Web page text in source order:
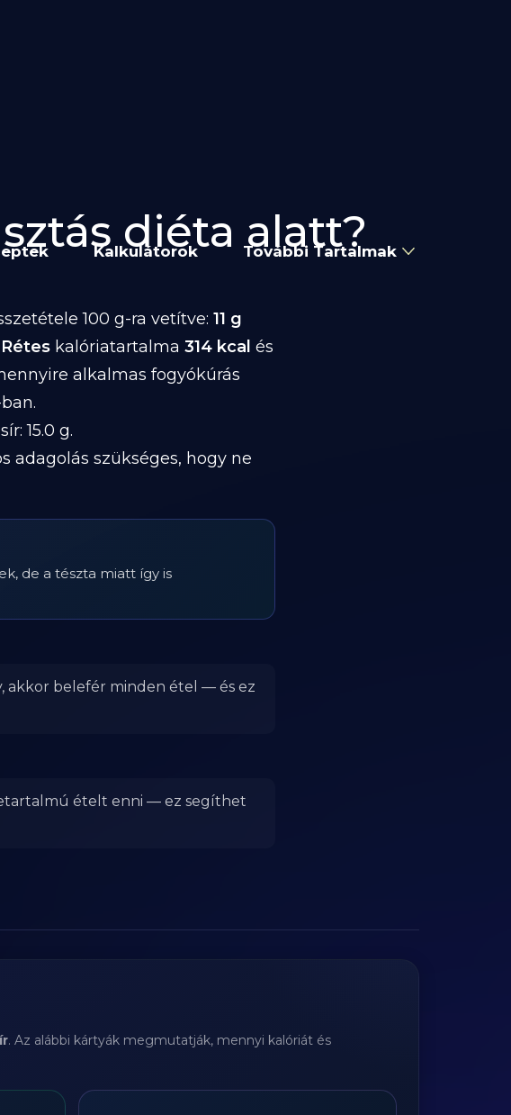
Kalkulátorok További Tartalmak
diéta alatt?
100 g-ra vetítve: 11 g
kalóriatartalma 314 kcal és
alkalmas fogyókúrás
15.0 g.
adagolás szükséges, hogy ne
de a tészta miatt így is
akkor belefér minden étel — és ez
ételt enni — ez segíthet
. Az alábbi kártyák megmutatják, mennyi kalóriát és